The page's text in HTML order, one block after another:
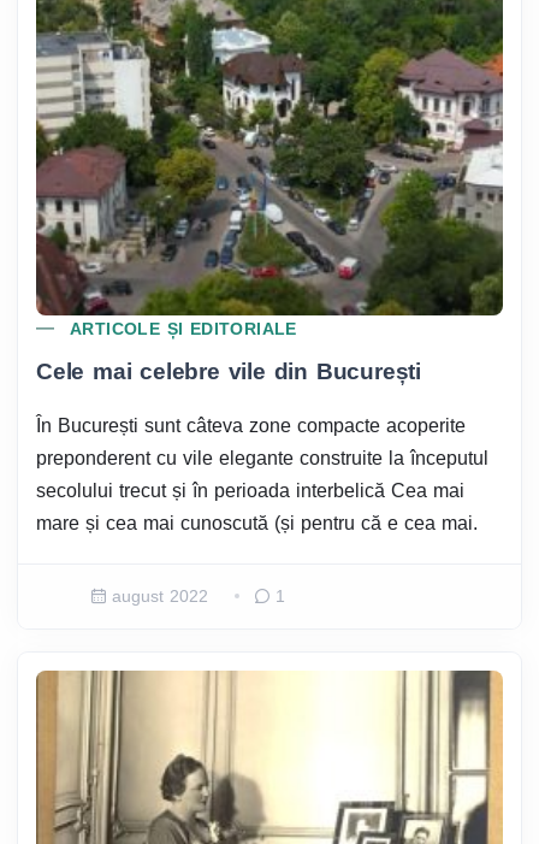
ARTICOLE ȘI EDITORIALE
Cele mai celebre vile din București
În București sunt câteva zone compacte acoperite
preponderent cu vile elegante construite la începutul
secolului trecut și în perioada interbelică Cea mai
mare și cea mai cunoscută (și pentru că e cea mai.
august 2022 1